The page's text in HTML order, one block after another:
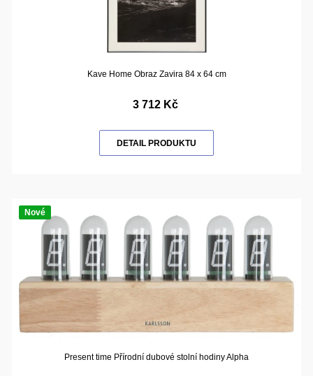
Kave Home Obraz Zavira 84 x 64 cm
3 712 Kč
DETAIL PRODUKTU
Nové
Present time Přírodní dubové stolní hodiny Alpha